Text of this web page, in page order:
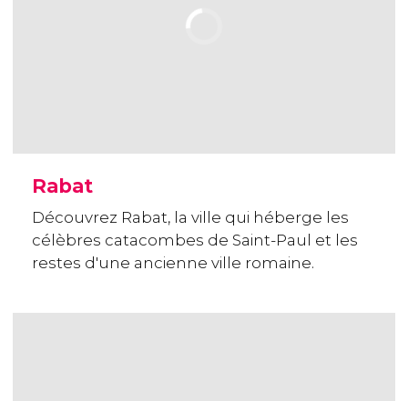
Rabat
Découvrez Rabat, la ville qui héberge les
célèbres catacombes de Saint-Paul et les
restes d'une ancienne ville romaine.